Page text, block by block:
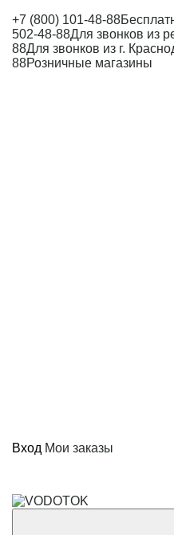
+7 (800) 101-48-88
502-48-88Для звонков из
88Для звонков из г.
88Розничные магазины
Вход Мои заказы